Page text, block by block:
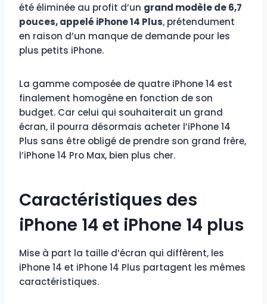
été éliminée au profit d’un grand modèle de 6,7
pouces, appelé iPhone 14 Plus, prétendument
en raison d’un manque de demande pour les
plus petits iPhone.
La gamme composée de quatre iPhone 14 est
finalement homogène en fonction de son
budget. Car celui qui souhaiterait un grand
écran, il pourra désormais acheter l’iPhone 14
Plus sans être obligé de prendre son grand frère,
l’iPhone 14 Pro Max, bien plus cher.
Caractéristiques des
iPhone 14 et iPhone 14 plus
Mise à part la taille d’écran qui diffèrent, les
iPhone 14 et iPhone 14 Plus partagent les mêmes
caractéristiques.